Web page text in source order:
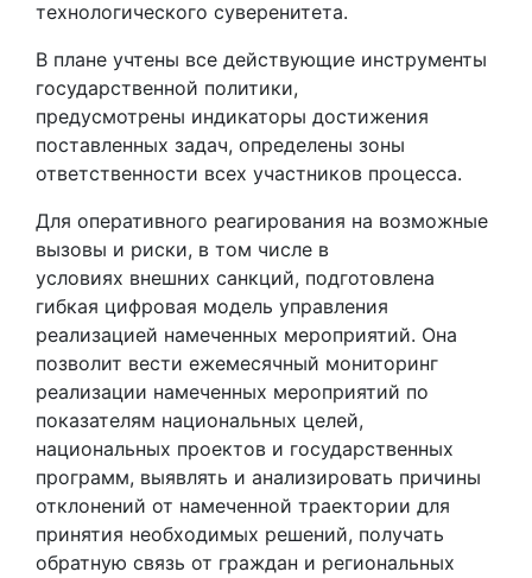
технологического суверенитета.
В плане учтены все действующие инструменты
государственной политики,
предусмотрены индикаторы достижения
поставленных задач, определены зоны
ответственности всех участников процесса.
Для оперативного реагирования на возможные
вызовы и риски, в том числе в
условиях внешних санкций, подготовлена
гибкая цифровая модель управления
реализацией намеченных мероприятий. Она
позволит вести ежемесячный мониторинг
реализации намеченных мероприятий по
показателям национальных целей,
национальных проектов и государственных
программ, выявлять и анализировать причины
отклонений от намеченной траектории для
принятия необходимых решений, получать
обратную связь от граждан и региональных